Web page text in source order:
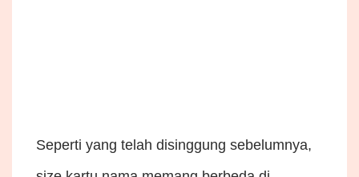
Seperti yang telah disinggung sebelumnya,